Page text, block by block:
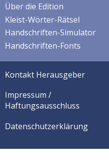
Über die Edition
Kleist-Wörter-Rätsel
Handschriften-Simulator
Handschriften-Fonts
Kontakt Herausgeber
Impressum /
Haftungsausschluss
Datenschutzerklärung